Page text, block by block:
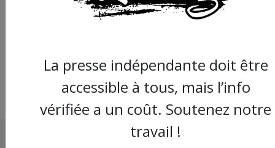
agricole, de
l’indépendantisme
La presse indépendante doit être
accessible à tous, mais l’info
vérifiée a un coût. Soutenez notre
travail !